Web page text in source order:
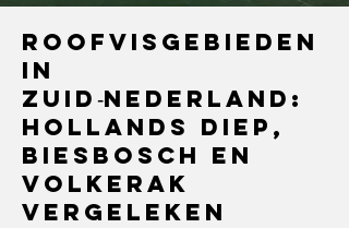
Roofvisgebieden
in
Zuid‑Nederland:
Hollands Diep,
Biesbosch en
Volkerak
vergeleken